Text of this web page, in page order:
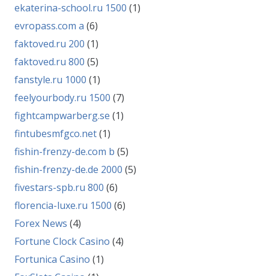
ekaterina-school.ru 1500 (1)
evropass.com a (6)
faktoved.ru 200 (1)
faktoved.ru 800 (5)
fanstyle.ru 1000 (1)
feelyourbody.ru 1500 (7)
fightcampwarberg.se (1)
fintubesmfgco.net(1)
fishin-frenzy-de.com b (5)
fishin-frenzy-de.de 2000 (5)
fivestars-spb.ru 800 (6)
florencia-luxe.ru 1500 (6)
Forex News (4)
Fortune Clock Casino (4)
Fortunica Casino (1)